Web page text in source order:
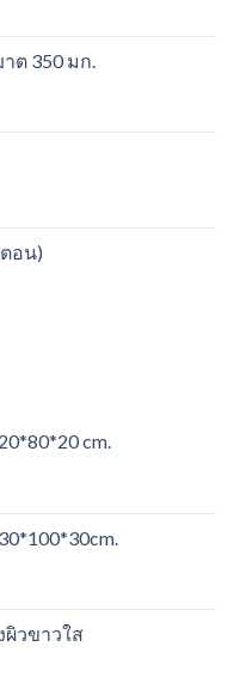
ต 350 มก.
อน)
cm.
ผิวขาวใส